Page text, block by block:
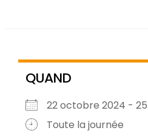
QUAND
22 octobre 2024 -
Toute la journée